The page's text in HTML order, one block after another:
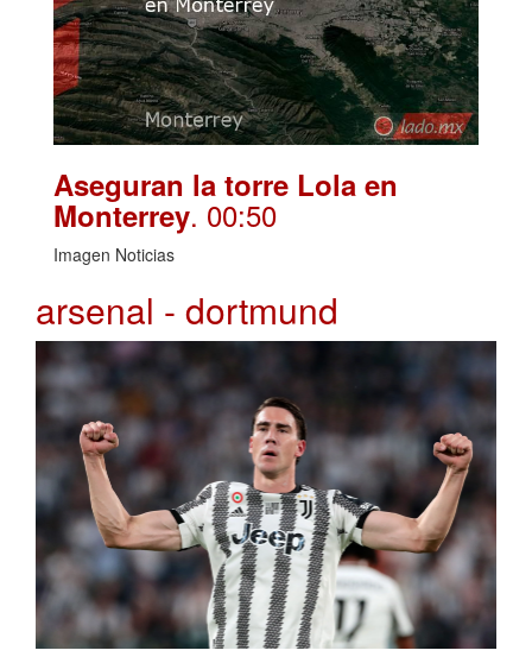
Aseguran la torre Lola en
Monterrey. 00:50
Imagen Noticias
arsenal - dortmund